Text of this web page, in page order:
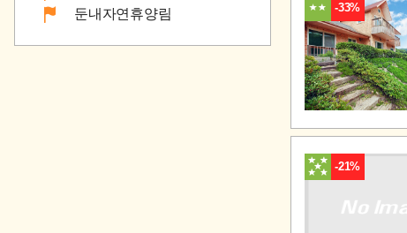
둔내자연휴양림
-33%
-21%